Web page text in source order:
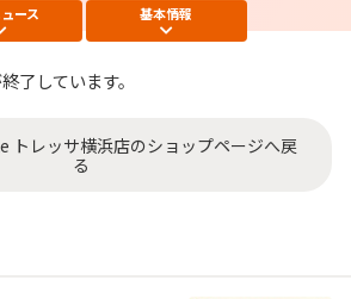
ース 基本情報
了しています。
トレッサ横浜店のショップページへ戻
る